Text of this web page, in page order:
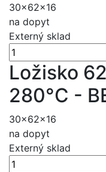
30x62x16
na dopyt
Externý sklad
Ložisko
280°C -
30x62x16
na dopyt
Externý sklad